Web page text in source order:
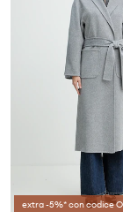
extra -5%* con codice